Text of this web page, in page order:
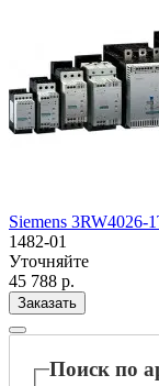
Siemens 3RW4026-
1482-01
Уточняйте
45 788 р.
Заказать
Поиск по